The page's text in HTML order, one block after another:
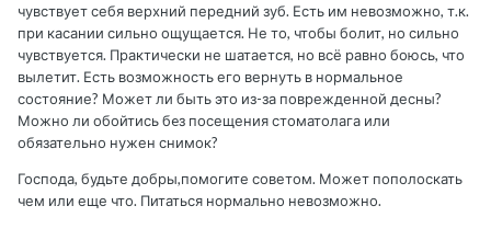
чувствует себя верхний передний зуб. Есть им невозможно, т.к.
при касании сильно ощущается. Не то, чтобы болит, но сильно
чувствуется. Практически не шатается, но всё равно боюсь, что
вылетит. Есть возможность его вернуть в нормальное
состояние? Может ли быть это из-за поврежденной десны?
Можно ли обойтись бeз посещения стоматолага или
обязательно нужен снимок?
Господа, будьте добры,помогите советом. Может пополоскать
чем или еще что. Питаться нормально невозможно.